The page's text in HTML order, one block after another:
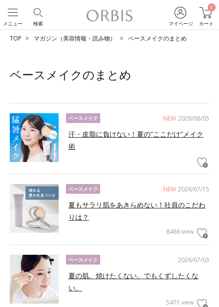
マイページ
0
カート
検索
メニュー
TOP マガジン（美容情報・読み物） ベースメイクのまとめ
ベースメイクのまとめ
NEW 2026/08/05
ベースメイク
汗・皮脂に負けない！夏の“ここだけ”メイク
術
NEW 2026/07/15
ベースメイク
夏もサラリ肌をあきらめない！社員のこだわ
りは？
8486 view
2026/07/03
ベースメイク
夏の肌、焼けたくない。でもくずしたくな
い。
5471 view